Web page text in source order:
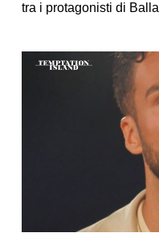
tra i protagonisti di